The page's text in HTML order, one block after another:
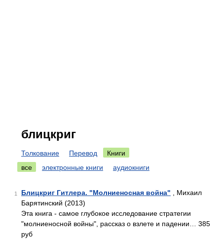
блицкриг
Толкование Перевод
Книги
все
электронные книги аудиокниги
1 Блицкриг Гитлера. "Молниеносная война" , Михаил
Барятинский (2013)
Эта книга - самое глубокое исследование стратегии
"молниеносной войны", рассказ о взлете и падении… 385
руб